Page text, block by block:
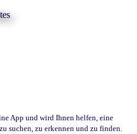
App und wird Ihnen helfen, eine
suchen, zu erkennen und zu finden.